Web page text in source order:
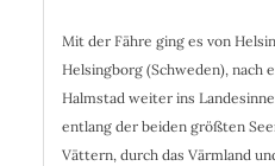
Mit der Fähre ging es von
Helsingborg (Schweden), nach
Halmstad weiter ins
entlang der beiden größten
Vättern, durch das Värmland